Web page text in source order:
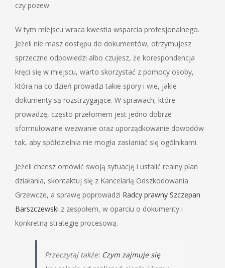
czy pozew.
W tym miejscu wraca kwestia wsparcia profesjonalnego.
Jeżeli nie masz dostępu do dokumentów, otrzymujesz
sprzeczne odpowiedzi albo czujesz, że korespondencja
kręci się w miejscu, warto skorzystać z pomocy osoby,
która na co dzień prowadzi takie spory i wie, jakie
dokumenty są rozstrzygające. W sprawach, które
prowadzę, często przełomem jest jedno dobrze
sformułowane wezwanie oraz uporządkowanie dowodów
tak, aby spółdzielnia nie mogła zasłaniać się ogólnikami.
Jeżeli chcesz omówić swoją sytuację i ustalić realny plan
działania, skontaktuj się z Kancelarią Odszkodowania
Grzewcze, a sprawę poprowadzi Radcy prawny Szczepan
Barszczewski z zespołem, w oparciu o dokumenty i
konkretną strategię procesową.
Przeczytaj także: Czym zajmuje się